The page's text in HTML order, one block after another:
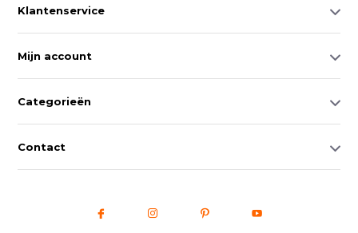
Klantenservice
Mijn account
Categorieën
Contact